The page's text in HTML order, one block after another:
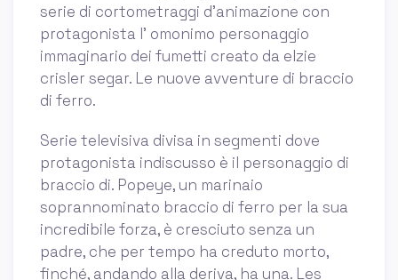
serie di cortometraggi d'animazione con
protagonista l' omonimo personaggio
immaginario dei fumetti creato da elzie
crisler segar. Le nuove avventure di braccio
di ferro.
Serie televisiva divisa in segmenti dove
protagonista indiscusso è il personaggio di
braccio di. Popeye, un marinaio
soprannominato braccio di ferro per la sua
incredibile forza, è cresciuto senza un
padre, che per tempo ha creduto morto,
finché, andando alla deriva, ha una. Les